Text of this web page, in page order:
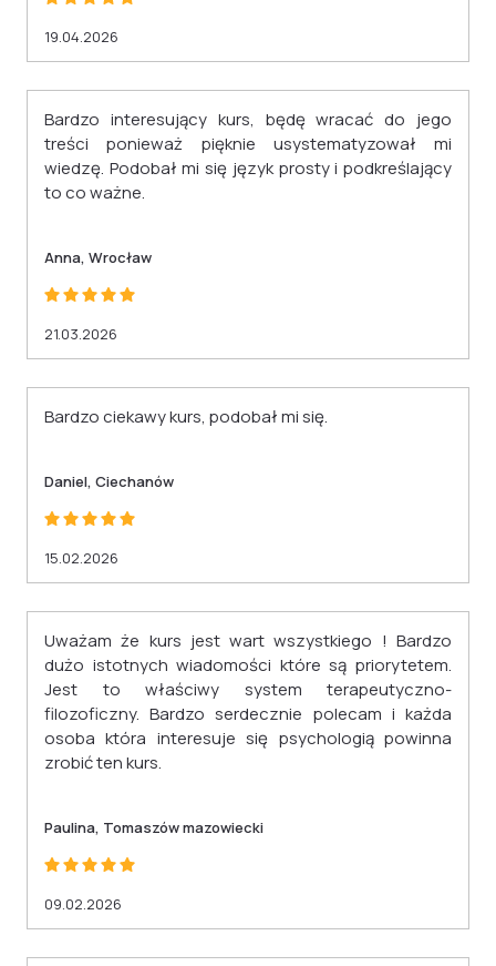
19.04.2026
Bardzo interesujący kurs, będę wracać do jego
treści ponieważ pięknie usystematyzował mi
wiedzę. Podobał mi się język prosty i podkreślający
to co ważne.
Anna, Wrocław
21.03.2026
Bardzo ciekawy kurs, podobał mi się.
Daniel, Ciechanów
15.02.2026
Uważam że kurs jest wart wszystkiego ! Bardzo
dużo istotnych wiadomości które są priorytetem.
Jest to właściwy system terapeutyczno-
filozoficzny. Bardzo serdecznie polecam i każda
osoba która interesuje się psychologią powinna
zrobić ten kurs.
Paulina, Tomaszów mazowiecki
09.02.2026